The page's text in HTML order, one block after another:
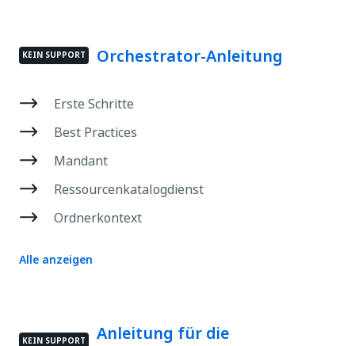
KEIN SUPPORT Orchestrator-Anleitung
Erste Schritte
Best Practices
Mandant
Ressourcenkatalogdienst
Ordnerkontext
Alle anzeigen
KEIN SUPPORT
Anleitung für die